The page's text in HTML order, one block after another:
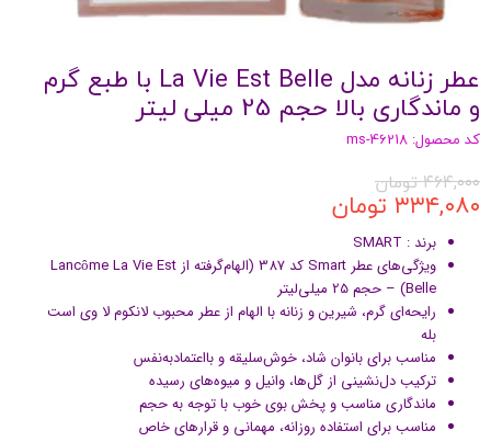
عطر زنانه مدل La Vie Est Belle با طبع گرم
و ماندگاری بالا حجم 25 میلی لیتر
کد محصول: ms-46218
۴۶۴,۰۰۰ تومان
۳۳۴,۰۸۰ تومان
برند : SMART
ویژگی‌های عطر Smart کد 387 (الهام‌گرفته از Lancôme La Vie Est
Belle) – حجم 25 میلی‌لیتر
رایحه‌ای گرم، شیرین و زنانه با الهام از عطر محبوب لانکوم لا وی است
بله
مناسب برای بانوان شاد، خوش‌سلیقه و بااعتمادبه‌نفس
ترکیب دل‌نشینی از گل‌ها، وانیل و میوه‌های رسیده
ماندگاری مناسب و پخش بوی خوب با توجه به حجم
مناسب برای استفاده روزانه، مهمانی و قرارهای خاص